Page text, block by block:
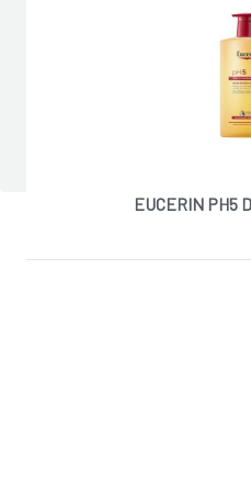
EUCERIN PH5